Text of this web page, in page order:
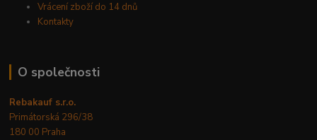
Vrácení zboží do 14 dnů
Kontakty
O společnosti
Rebakauf s.r.o.
Primátorská 296/38
180 00 Praha